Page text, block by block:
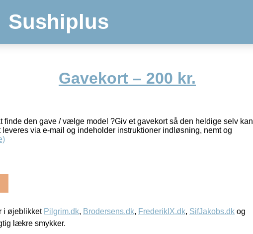
Sushiplus
Gavekort – 200 kr.
den gave / vælge model ?Giv et gavekort så den heldige selv kan
via e-mail og indeholder instruktioner indløsning, nemt og
i øjeblikket Pilgrim.dk, Brodersens.dk, FrederikIX.dk, SifJakobs.dk og
lækre smykker.